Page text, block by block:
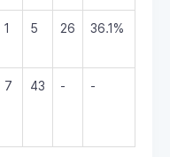
1 5 26 36.1%
7 43 - -